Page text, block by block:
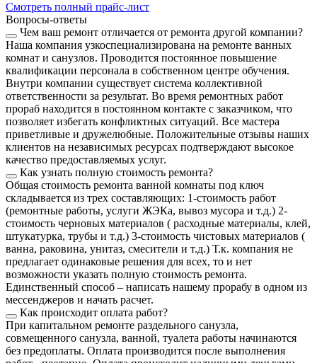
Смотреть полный прайс-лист
Вопросы-ответы
Чем ваш ремонт отличается от ремонта другой компании?
Наша компания узкоспециализирована на ремонте ванных
комнат и санузлов. Проводится постоянное повышение
квалификации персонала в собственном центре обучения.
Внутри компании существует система коллективной
ответственности за результат. Во время ремонтных работ
прораб находится в постоянном контакте с заказчиком, что
позволяет избегать конфликтных ситуаций. Все мастера
приветливые и дружелюбные. Положительные отзывы наших
клиентов на независимых ресурсах подтверждают высокое
качество предоставляемых услуг.
Как узнать полную стоимость ремонта?
Общая стоимость ремонта ванной комнаты под ключ
складывается из трех составляющих: 1-стоимость работ
(ремонтные работы, услуги ЖЭКа, вывоз мусора и т.д.) 2-
стоимость черновых материалов ( расходные материалы, клей,
штукатурка, трубы и т.д.) 3-стоимость чистовых материалов (
ванна, раковина, унитаз, смесители и т.д.) Т.к. компания не
предлагает одинаковые решения для всех, то и нет
возможности указать полную стоимость ремонта.
Единственный способ – написать нашему прорабу в одном из
мессенджеров и начать расчет.
Как происходит оплата работ?
При капитальном ремонте раздельного санузла,
совмещенного санузла, ванной, туалета работы начинаются
без предоплаты. Оплата производится после выполнения